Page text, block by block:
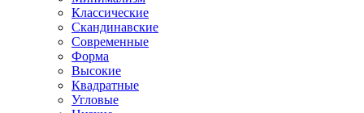
Классические
Скандинавские
Современные
Форма
Высокие
Квадратные
Угловые